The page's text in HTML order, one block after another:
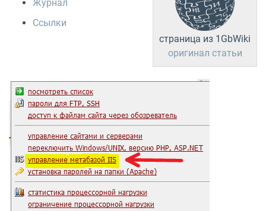
страница из 1GbWiki
оригинал статьи
Журнал
Ссылки